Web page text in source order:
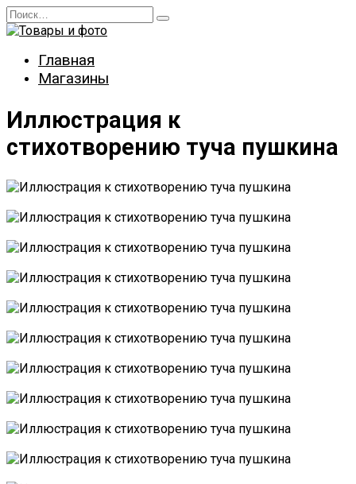
Перейти
к
Search
for:
Главная
Магазины
Иллюстрация к
стихотворению туча пушкина